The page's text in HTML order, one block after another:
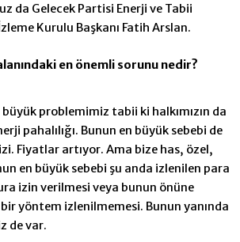
da Gelecek Partisi Enerji ve Tabii
Kurulu Başkanı Fatih Arslan.
en önemli sorunu nedir?
büyük problemimiz tabii ki halkımızın da
pahalılığı. Bunun en büyük sebebi de
Fiyatlar artıyor. Ama bize has, özel,
en büyük sebebi şu anda izlenilen para
izin verilmesi veya bunun önüne
yöntem izlenilmemesi. Bunun yanında
de var.